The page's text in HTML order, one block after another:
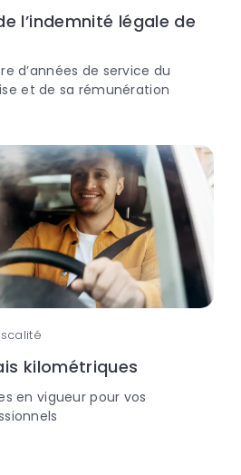
l’indemnité légale de
d’années de service du
et de sa rémunération
kilométriques
en vigueur pour vos